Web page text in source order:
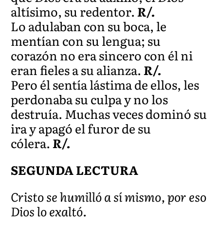
altísimo, su redentor.R/.
Lo adulaban con su boca, le
mentían con su lengua; su
corazón no era sincero con él ni
eran fieles a su alianza.R/.
Pero él sentía lástima de ellos, les
perdonaba su culpa y no los
destruía. Muchas veces dominó su
ira y apagó el furor de su
cólera.R/.
SEGUNDA LECTURA
Cristo se humilló a sí mismo, por eso
Dios lo exaltó.